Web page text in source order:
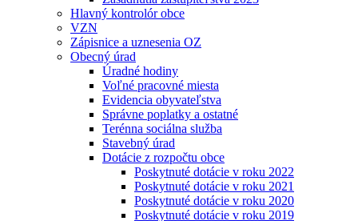
Hlavný kontrolór obce
VZN
Zápisnice a uznesenia OZ
Obecný úrad
Úradné hodiny
Voľné pracovné miesta
Evidencia obyvateľstva
Správne poplatky a ostatné
Terénna sociálna služba
Stavebný úrad
Dotácie z rozpočtu obce
Poskytnuté dotácie v roku 2022
Poskytnuté dotácie v roku 2021
Poskytnuté dotácie v roku 2020
Poskytnuté dotácie v roku 2019